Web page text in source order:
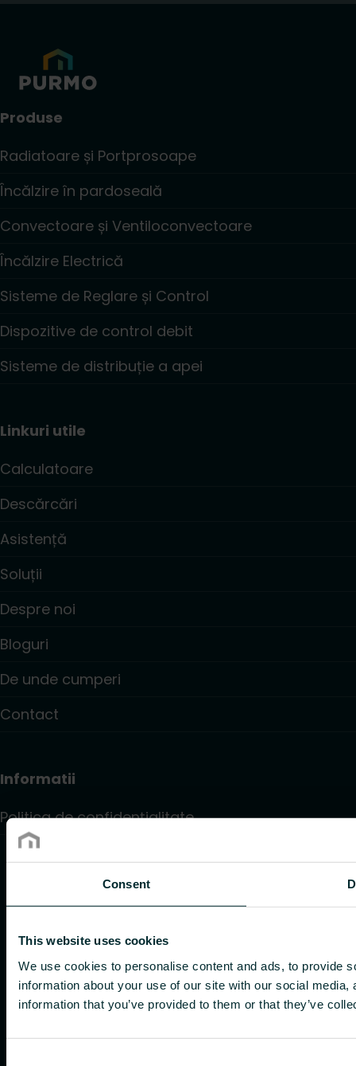
Consent
This website uses cookies
We use cookies to personalise content and ads, to provide
information about your use of our site with our social
information that you’ve provided to them or that they’ve
Produse
Radiatoare și Portprosoape
Încălzire în pardoseală
Convectoare și Ventiloconvectoare
Încălzire Electrică
Sisteme de Reglare și Control
Dispozitive de control debit
Sisteme de distribuție a apei
Linkuri utile
Calculatoare
Descărcări
Asistență
Soluții
Despre noi
Bloguri
De unde cumperi
Contact
Informatii
Politica de confidențialitate